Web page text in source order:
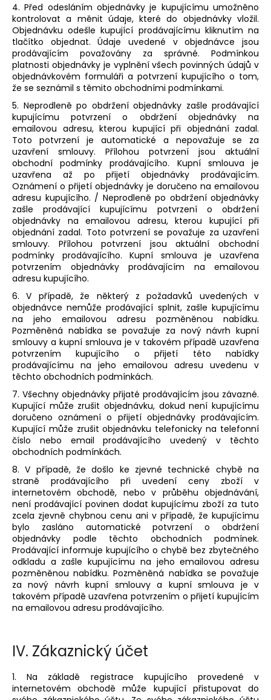
4. Před odesláním objednávky je kupujícímu umožněno
kontrolovat a měnit údaje, které do objednávky vložil.
Objednávku odešle kupující prodávajícímu kliknutím na
tlačítko objednat. Údaje uvedené v objednávce jsou
prodávajícím považovány za správné. Podmínkou
platnosti objednávky je vyplnění všech povinných údajů v
objednávkovém formuláři a potvrzení kupujícího o tom,
že se seznámil s těmito obchodními podmínkami.
5. Neprodleně po obdržení objednávky zašle prodávající
kupujícímu potvrzení o obdržení objednávky na
emailovou adresu, kterou kupující při objednání zadal.
Toto potvrzení je automatické a nepovažuje se za
uzavření smlouvy. Přílohou potvrzení jsou aktuální
obchodní podmínky prodávajícího. Kupní smlouva je
uzavřena až po přijetí objednávky prodávajícím.
Oznámení o přijetí objednávky je doručeno na emailovou
adresu kupujícího. / Neprodleně po obdržení objednávky
zašle prodávající kupujícímu potvrzení o obdržení
objednávky na emailovou adresu, kterou kupující při
objednání zadal. Toto potvrzení se považuje za uzavření
smlouvy. Přílohou potvrzení jsou aktuální obchodní
podmínky prodávajícího. Kupní smlouva je uzavřena
potvrzením objednávky prodávajícím na emailovou
adresu kupujícího.
6. V případě, že některý z požadavků uvedených v
objednávce nemůže prodávající splnit, zašle kupujícímu
na jeho emailovou adresu pozměněnou nabídku.
Pozměněná nabídka se považuje za nový návrh kupní
smlouvy a kupní smlouva je v takovém případě uzavřena
potvrzením kupujícího o přijetí této nabídky
prodávajícímu na jeho emailovou adresu uvedenu v
těchto obchodních podmínkách.
7. Všechny objednávky přijaté prodávajícím jsou závazné.
Kupující může zrušit objednávku, dokud není kupujícímu
doručeno oznámení o přijetí objednávky prodávajícím.
Kupující může zrušit objednávku telefonicky na telefonní
číslo nebo email prodávajícího uvedený v těchto
obchodních podmínkách.
8. V případě, že došlo ke zjevné technické chybě na
straně prodávajícího při uvedení ceny zboží v
internetovém obchodě, nebo v průběhu objednávání,
není prodávající povinen dodat kupujícímu zboží za tuto
zcela zjevně chybnou cenu ani v případě, že kupujícímu
bylo zasláno automatické potvrzení o obdržení
objednávky podle těchto obchodních podmínek.
Prodávající informuje kupujícího o chybě bez zbytečného
odkladu a zašle kupujícímu na jeho emailovou adresu
pozměněnou nabídku. Pozměněná nabídka se považuje
za nový návrh kupní smlouvy a kupní smlouva je v
takovém případě uzavřena potvrzením o přijetí kupujícím
na emailovou adresu prodávajícího.
IV. Zákaznický účet
1. Na základě registrace kupujícího provedené v
internetovém obchodě může kupující přistupovat do